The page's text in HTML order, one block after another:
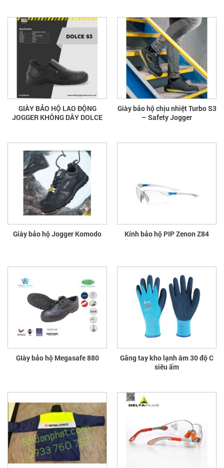
GIÀY BẢO HỘ LAO ĐỘNG
JOGGER KHÔNG DÂY DOLCE
Giày bảo hộ chịu nhiệt Turbo S3
– Safety Jogger
Giày bảo hộ Jogger Komodo Kính bảo hộ PIP Zenon Z84
GIày bảo hộ Megasafe 880
Găng tay kho lạnh âm 30 độ C
siêu ấm